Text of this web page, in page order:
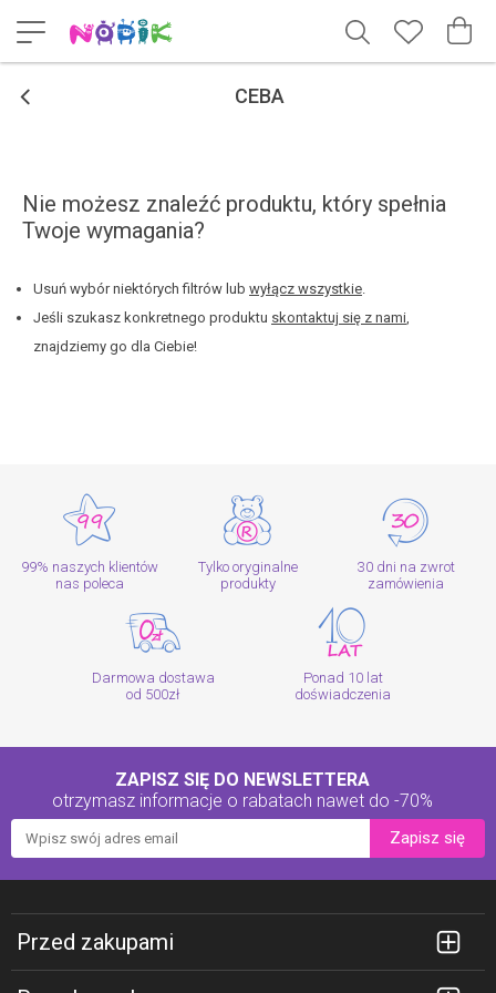
< CEBA
Nie możesz znaleźć produktu, który spełnia
Twoje wymagania?
Usuń wybór niektórych filtrów lub wyłącz wszystkie.
Jeśli szukasz konkretnego produktu skontaktuj się z nami,
znajdziemy go dla Ciebie!
99% naszych klientów
nas poleca
Tylko oryginalne
produkty
30 dni na zwrot
zamówienia
Darmowa dostawa
od 500zł
Ponad 10 lat
doświadczenia
ZAPISZ SIĘ DO NEWSLETTERA
otrzymasz informacje o rabatach nawet do -70%
Zapisz się
Przed zakupami